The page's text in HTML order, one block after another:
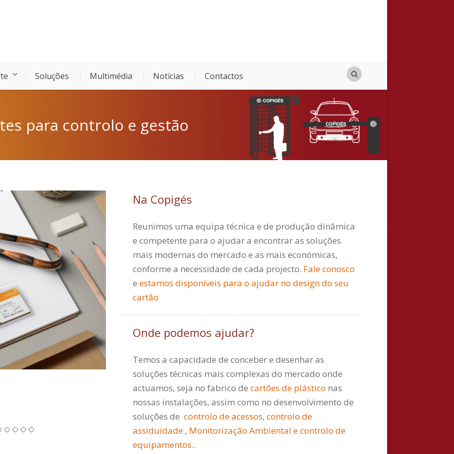
Soluções Multimédia Notícias Contactos
para controlo e gestão
Na Copigés
Reunimos uma equipa técnica e de produção dinâmica
e competente para o ajudar a encontrar as soluções
mais modernas do mercado e as mais económicas,
conforme a necessidade de cada projecto. Fale conosco
e estamos disponíveis para o ajudar no design do seu
cartão
Onde podemos ajudar?
Temos a capacidade de conceber e desenhar as
soluções técnicas mais complexas do mercado onde
actuamos, seja no fabrico de cartões de plástico nas
nossas instalações, assim como no desenvolvimento de
soluções de controlo de acessos, controlo de
assiduidade , Monitorização Ambiental e controlo de
equipamentos..